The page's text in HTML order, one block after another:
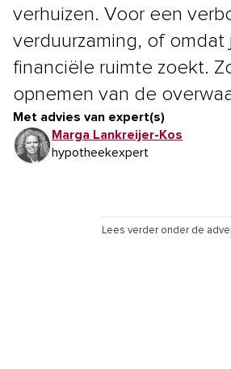
verhuizen. Voor een
verduurzaming, of omdat
financiële ruimte zoekt.
opnemen van de
Met advies van expert(s)
Marga Lankreijer-Kos
hypotheekexpert
Lees verder onder de